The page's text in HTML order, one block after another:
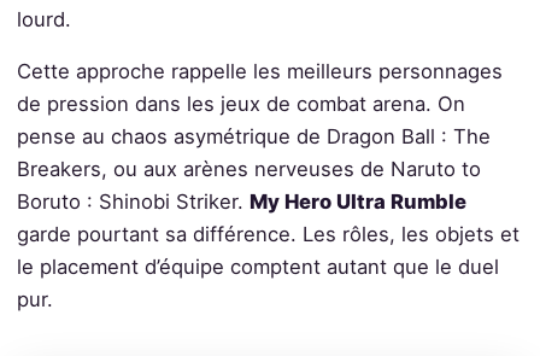
lourd.
Cette approche rappelle les meilleurs personnages
de pression dans les jeux de combat arena. On
pense au chaos asymétrique de Dragon Ball : The
Breakers, ou aux arènes nerveuses de Naruto to
Boruto : Shinobi Striker. My Hero Ultra Rumble
garde pourtant sa différence. Les rôles, les objets et
le placement d’équipe comptent autant que le duel
pur.